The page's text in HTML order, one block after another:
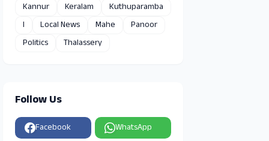
Kannur
Keralam
Kuthuparamba
l
Local News Mahe
Panoor
Politics
Thalassery
Follow Us
Facebook WhatsApp